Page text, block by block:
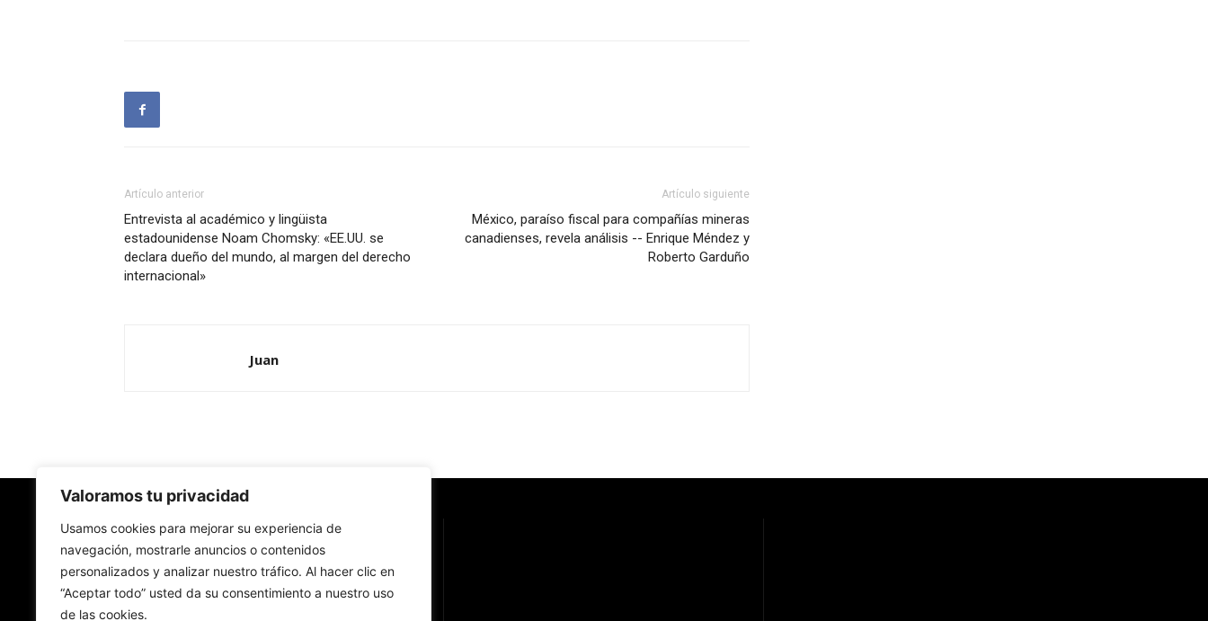
Valoramos tu privacidad
Usamos cookies para mejorar su experiencia de
navegación, mostrarle anuncios o contenidos
personalizados y analizar nuestro tráfico. Al hacer clic en
“Aceptar todo” usted da su consentimiento a nuestro uso
de las cookies.
Artículo anterior
Entrevista al académico y lingüista
estadounidense Noam Chomsky: «EE.UU. se
declara dueño del mundo, al margen del derecho
internacional»
Artículo siguiente
México, paraíso fiscal para compañías mineras
canadienses, revela análisis -- Enrique Méndez y
Roberto Garduño
Juan
Redes Cristianas
Una mirada alternativa sobre la Iglesia católica y la